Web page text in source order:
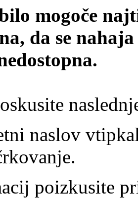
mogoče
da se
naslov
poizkusite